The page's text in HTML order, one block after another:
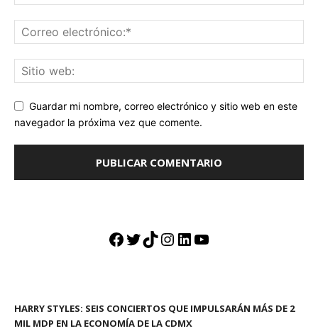
Guardar mi nombre, correo electrónico y sitio web en este
navegador la próxima vez que comente.
Facebook
Twitter
TikTok
Instagram
LinkedIn
YouTube
HARRY STYLES: SEIS CONCIERTOS QUE IMPULSARÁN MÁS DE 2
MIL MDP EN LA ECONOMÍA DE LA CDMX